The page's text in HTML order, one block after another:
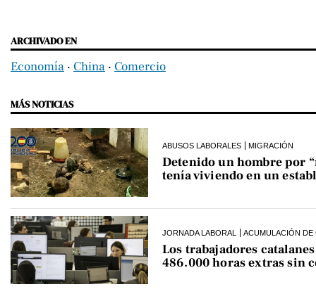
ARCHIVADO EN
Economía ‧ China ‧ Comercio
MÁS NOTICIAS
ABUSOS LABORALES MIGRACIÓN
Detenido un hombre por
tenía viviendo en un
JORNADA LABORAL ACUMULACIÓN DE
Los trabajadores
486.000 horas extras sin